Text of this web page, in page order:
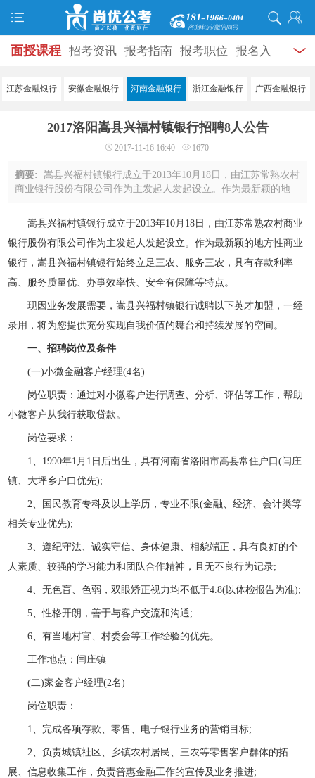
面授课程 招考资讯 报考指南 报考职位 报名入
口 打准考证 成绩查询 面试公告 录用公示 辅导
学员风采 名师团队
服务信息
江苏金融银行 安徽金融银行 河南金融银行 浙江金融银行 广西金融银行
2017洛阳嵩县兴福村镇银行招聘8人公告
2017-11-16 16:40 1670
摘要:嵩县兴福村镇银行成立于2013年10月18日，由江苏常熟农村
商业银行股份有限公司作为主发起人发起设立。作为最新颖的地
有存款利率高、服务质量优、办事效率快 ...
嵩县兴福村镇银行成立于2013年10月18日，由江苏常熟农村商业
银行股份有限公司作为主发起人发起设立。作为最新颖的地方性商业
银行，嵩县兴福村镇银行始终立足三农、服务三农，具有存款利率
高、服务质量优、办事效率快、安全有保障等特点。
现因业务发展需要，嵩县兴福村镇银行诚聘以下英才加盟，一经
录用，将为您提供充分实现自我价值的舞台和持续发展的空间。
一、招聘岗位及条件
(一)小微金融客户经理(4名)
岗位职责：通过对小微客户进行调查、分析、评估等工作，帮助
小微客户从我行获取贷款。
岗位要求：
1、1990年1月1日后出生，具有河南省洛阳市嵩县常住户口(闫庄
镇、大坪乡户口优先);
2、国民教育专科及以上学历，专业不限(金融、经济、会计类等
相关专业优先);
3、遵纪守法、诚实守信、身体健康、相貌端正，具有良好的个
人素质、较强的学习能力和团队合作精神，且无不良行为记录;
4、无色盲、色弱，双眼矫正视力均不低于4.8(以体检报告为准);
5、性格开朗，善于与客户交流和沟通;
6、有当地村官、村委会等工作经验的优先。
工作地点：闫庄镇
(二)家金客户经理(2名)
岗位职责：
1、完成各项存款、零售、电子银行业务的营销目标;
2、负责城镇社区、乡镇农村居民、三农等零售客户群体的拓
展、信息收集工作，负责普惠金融工作的宣传及业务推进;